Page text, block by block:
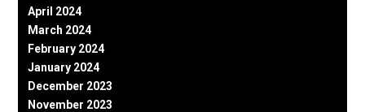
April 2024
March 2024
February 2024
January 2024
December 2023
November 2023